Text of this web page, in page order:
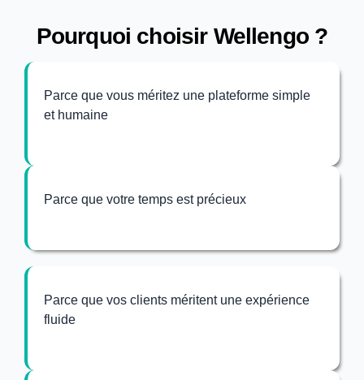
Pourquoi choisir Wellengo ?
Parce que vous méritez une plateforme simple
et humaine
Parce que votre temps est précieux
Parce que vos clients méritent une expérience
fluide